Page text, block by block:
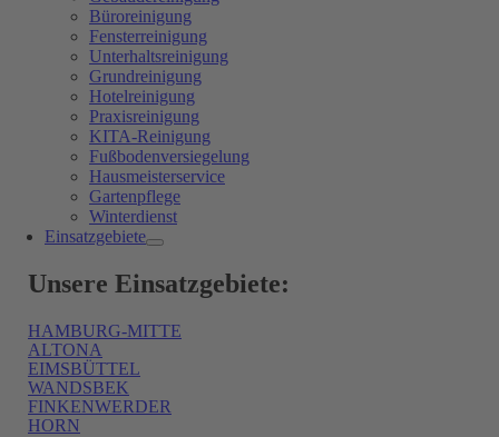
Büroreinigung
Fensterreinigung
Unterhaltsreinigung
Grundreinigung
Hotelreinigung
Praxisreinigung
KITA-Reinigung
Fußbodenversiegelung
Hausmeisterservice
Gartenpflege
Winterdienst
Einsatzgebiete
Unsere Einsatzgebiete:
HAMBURG-MITTE
ALTONA
EIMSBÜTTEL
WANDSBEK
FINKENWERDER
HORN